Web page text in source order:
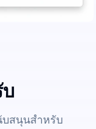
สนุนสำหรับ